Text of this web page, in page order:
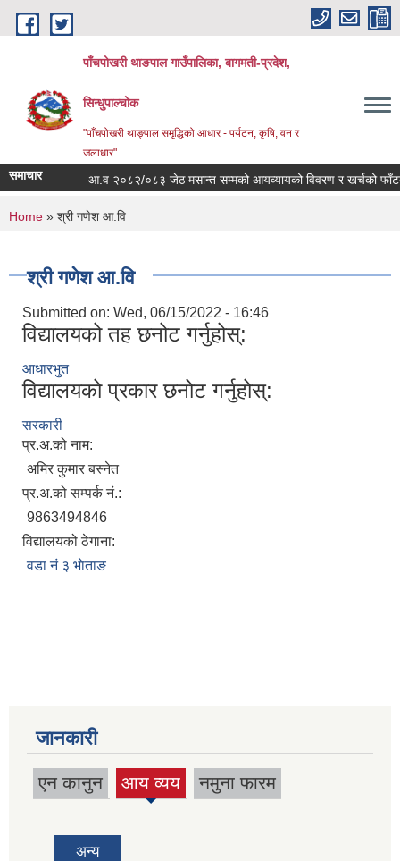
Skip to main content
पाँचपोखरी थाङपाल गाउँपालिका, बागमती-प्रदेश,
सिन्धुपाल्चोक
"पाँचपोखरी थाङ्पाल समृद्धिको आधार - पर्यटन, कृषि, वन र
जलाधार"
समाचार आ.व २०८२/०८३ जेठ मसान्त सम्मको आयव्यायको विवरण र खर्चको फाँटबारी
You are here
Home » श्री गणेश आ.वि
श्री गणेश आ.वि
Submitted on: Wed, 06/15/2022 - 16:46
विद्यालयको तह छनोट गर्नुहोस्:
आधारभुत
विद्यालयको प्रकार छनोट गर्नुहोस्:
सरकारी
प्र.अ.को नाम:
अमिर कुमार बस्नेत
प्र.अ.को सम्पर्क नं.:
9863494846
विद्यालयको ठेगाना:
वडा नं ३ भाेताङ
जानकारी
एन कानुन आय व्यय
(active
नमुना फारम
अन्य